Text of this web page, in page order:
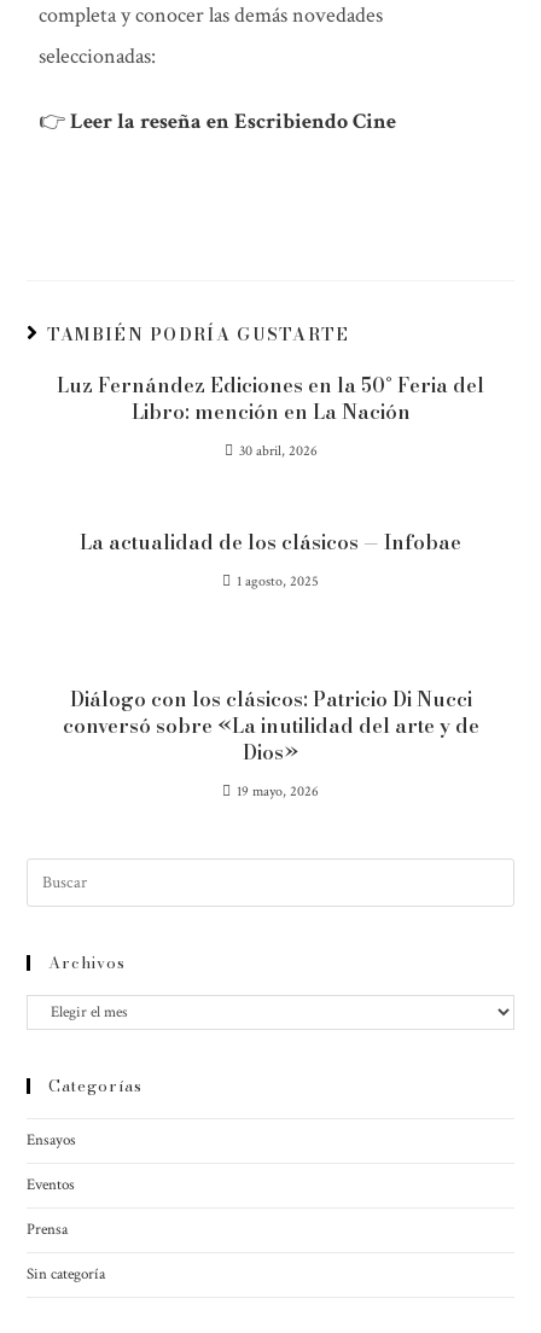
completa y conocer las demás novedades
seleccionadas:
👉Leer la reseña en Escribiendo Cine
TAMBIÉN PODRÍA GUSTARTE
Luz Fernández Ediciones en la 50° Feria del
Libro: mención en La Nación
30 abril, 2026
La actualidad de los clásicos — Infobae
1 agosto, 2025
Diálogo con los clásicos: Patricio Di Nucci
conversó sobre «La inutilidad del arte y de
Dios»
19 mayo, 2026
Archivos
Categorías
Ensayos
Eventos
Prensa
Sin categoría